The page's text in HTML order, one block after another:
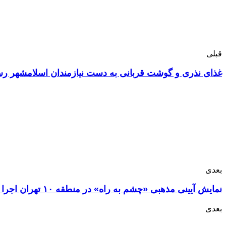
قبلی
غذای نذری و گوشت قربانی به دست نیازمندان اسلامشهر
بعدی
نمایش آیینی مذهبی «چشم به راه» در منطقه ۱۰ تهران اجرا شد
بعدی